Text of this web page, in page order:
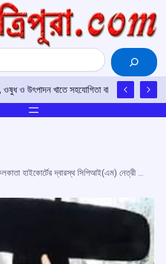
ও উৎপাদন খাতে সহযোগিতা বাড়াতে সম্মত ভারত-
গাড়িতে ডিম ছোড়ার ঘটনায় কলকাতা হাইকোর্টের দ্বারস্থ সিপিআই(এম) নেত্রী মীনাক্ষী মুখার্জি